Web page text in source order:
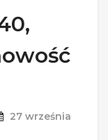
27 września